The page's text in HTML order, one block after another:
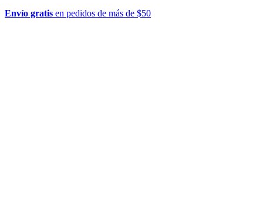
Envío gratis en pedidos de más de $50